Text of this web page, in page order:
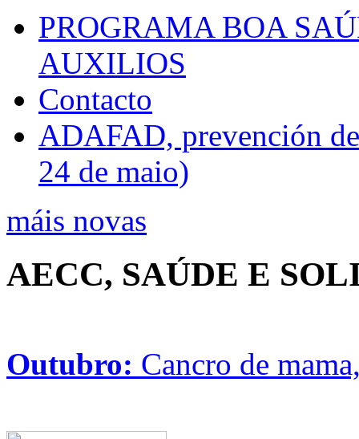
PROGRAMA BOA
AUXILIOS
Contacto
ADAFAD, prevención
24 de maio)
máis novas
AECC, SAÚDE E
Outubro: Cancro de